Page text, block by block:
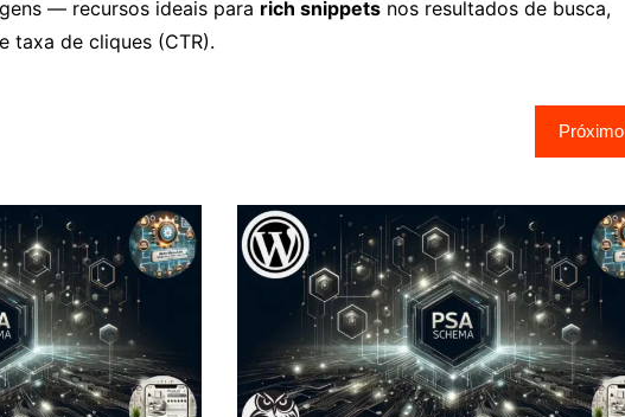
— recursos ideais para rich snippets nos resultados de busca,
taxa de cliques (CTR).
Próximo